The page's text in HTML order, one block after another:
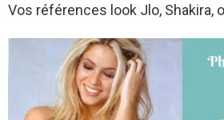
Vos références look Jlo, Shakira,